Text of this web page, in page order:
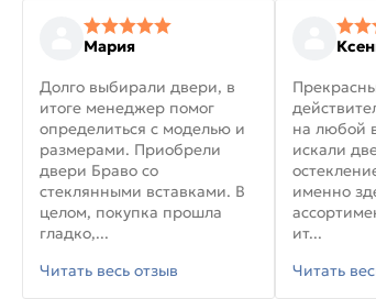
Мария
Долго выбирали двери, в
итоге менеджер помог
определиться с моделью и
размерами. Приобрели
двери Браво со
стеклянными вставками. В
целом, покупка прошла
гладко,...
Читать весь отзыв
на любой
искали
именно
ит...
Читать